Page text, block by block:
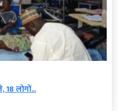
18 लोगों...